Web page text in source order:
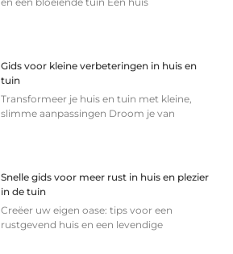
Gids voor kleine verbeteringen in huis en
tuin
Transformeer je huis en tuin met kleine,
slimme aanpassingen Droom je van
Snelle gids voor meer rust in huis en plezier
in de tuin
Creëer uw eigen oase: tips voor een
rustgevend huis en een levendige